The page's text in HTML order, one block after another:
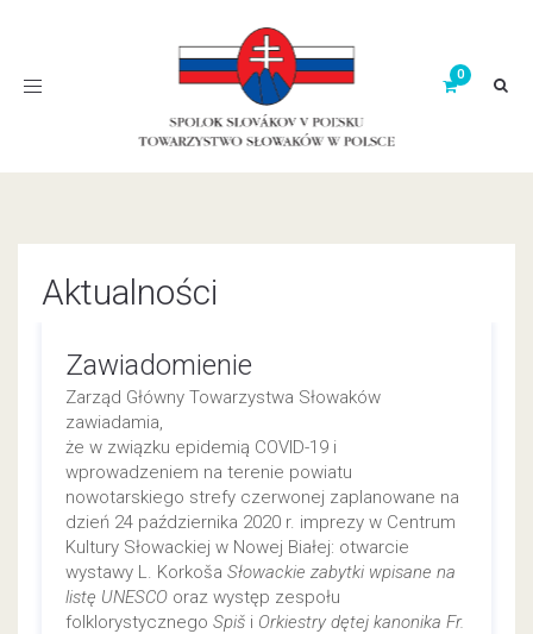
Toggle
Aktualności
Zawiadomienie
Zarząd Główny Towarzystwa Słowaków
zawiadamia,
że w związku epidemią COVID-19 i
wprowadzeniem na terenie powiatu
nowotarskiego strefy czerwonej zaplanowane na
dzień 24 października 2020 r. imprezy w Centrum
Kultury Słowackiej w Nowej Białej: otwarcie
wystawy L. Korkoša Słowackie zabytki wpisane na
listę UNESCO oraz występ zespołu
folklorystycznego Spiš i Orkiestry dętej kanonika Fr.